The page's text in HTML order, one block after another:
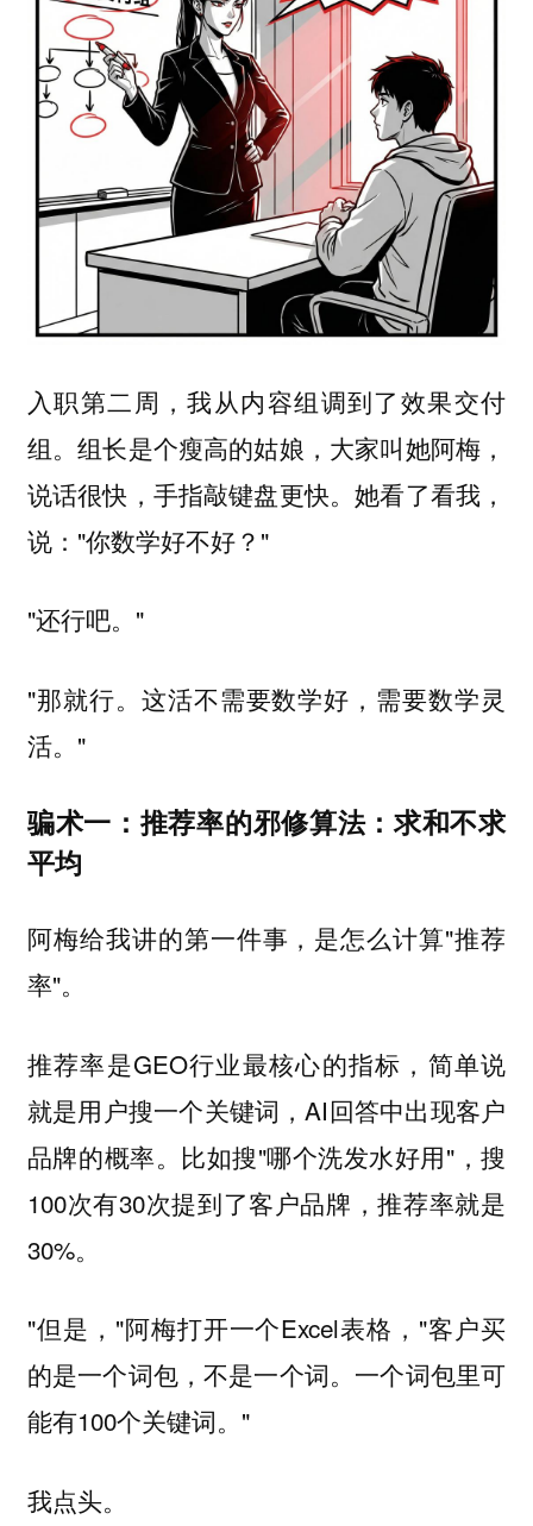
入职第二周，我从内容组调到了效果交付
组。组长是个瘦高的姑娘，大家叫她阿梅，
说话很快，手指敲键盘更快。她看了看我，
说："你数学好不好？"
"还行吧。"
"那就行。这活不需要数学好，需要数学灵
活。"
骗术一：推荐率的邪修算法：求和不求
平均
阿梅给我讲的第一件事，是怎么计算"推荐
率"。
推荐率是GEO行业最核心的指标，简单说
就是用户搜一个关键词，AI回答中出现客户
品牌的概率。比如搜"哪个洗发水好用"，搜
100次有30次提到了客户品牌，推荐率就是
30%。
"但是，"阿梅打开一个Excel表格，"客户买
的是一个词包，不是一个词。一个词包里可
能有100个关键词。"
我点头。